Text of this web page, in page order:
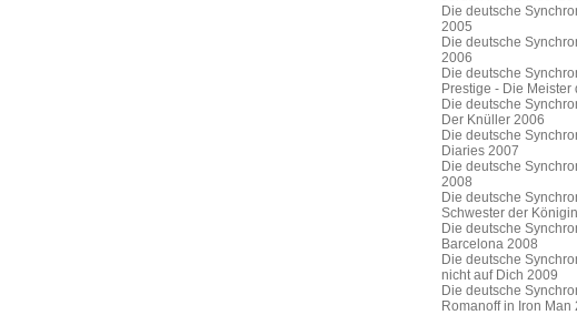
Die deutsche
2005
Die deutsche
2006
Die deutsche
Prestige - Die Meister
Die deutsche
Der Knüller 2006
Die deutsche
Diaries 2007
Die deutsche
2008
Die deutsche
Schwester der
Die deutsche
Barcelona 2008
Die deutsche
nicht auf Dich 2009
Die deutsche
Romanoff in Iron Man